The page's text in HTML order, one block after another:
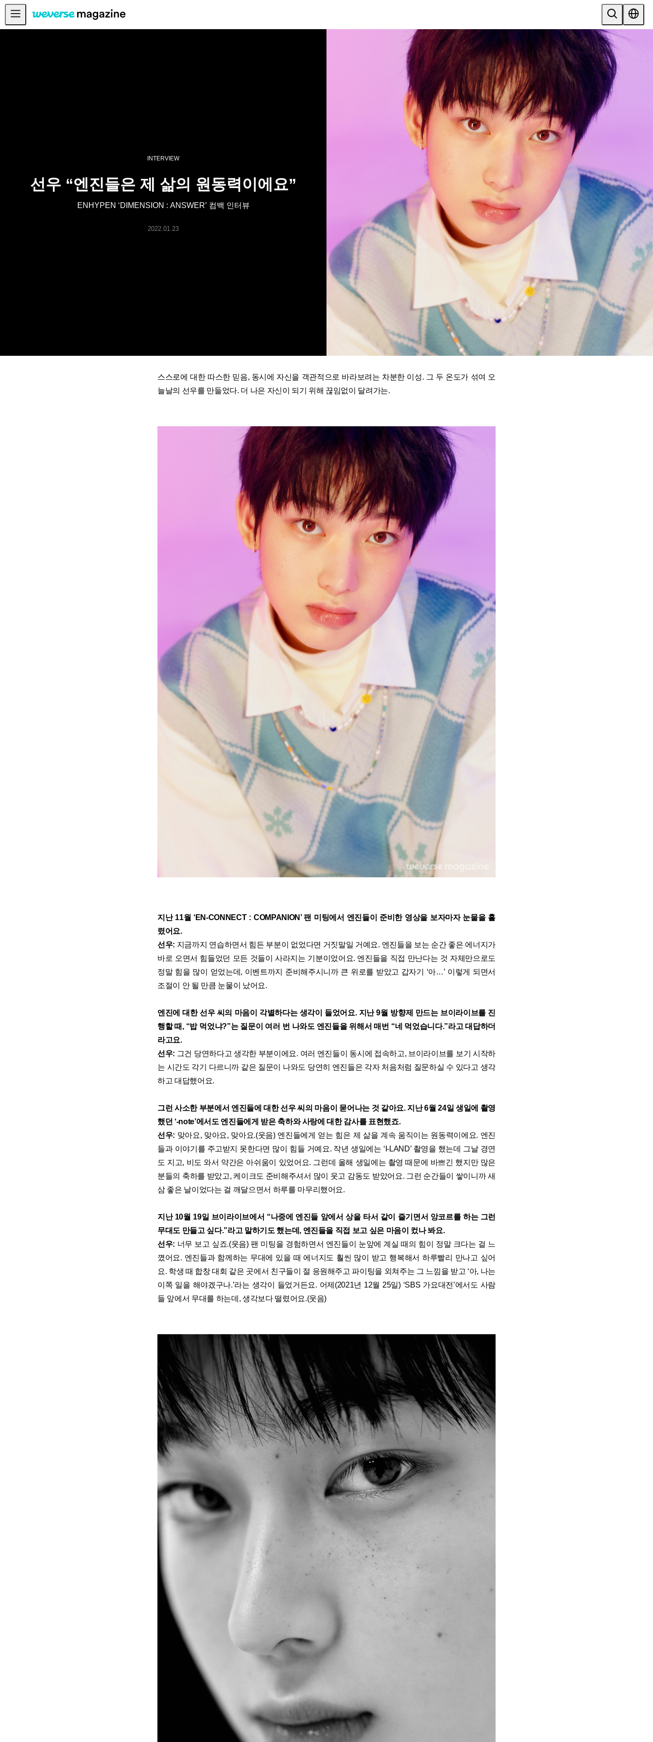
공지사항
PLAYLIST
INTERVIEW
선우 “엔진들은 제 삶의 원동력이에요”
ENHYPEN ‘DIMENSION : ANSWER’ 컴백 인터뷰
2022.01.23
스스로에 대한 따스한 믿음, 동시에 자신을 객관적으로 바라보려는 차분한 이성. 그 두 온도가 섞여 오
늘날의 선우를 만들었다. 더 나은 자신이 되기 위해 끊임없이 달려가는.
지난 11월 ‘EN-CONNECT : COMPANION’ 팬 미팅에서 엔진들이 준비한 영상을 보자마자 눈물을 흘
렸어요.
선우: 지금까지 연습하면서 힘든 부분이 없었다면 거짓말일 거예요. 엔진들을 보는 순간 좋은 에너지가
바로 오면서 힘들었던 모든 것들이 사라지는 기분이었어요. 엔진들을 직접 만난다는 것 자체만으로도
정말 힘을 많이 얻었는데, 이벤트까지 준비해주시니까 큰 위로를 받았고 갑자기 ‘아…’ 이렇게 되면서
조절이 안 될 만큼 눈물이 났어요.
엔진에 대한 선우 씨의 마음이 각별하다는 생각이 들었어요. 지난 9월 방향제 만드는 브이라이브를 진
행할 때, “밥 먹었냐?”는 질문이 여러 번 나와도 엔진들을 위해서 매번 “네 먹었습니다.”라고 대답하더
라고요.
선우: 그건 당연하다고 생각한 부분이에요. 여러 엔진들이 동시에 접속하고, 브이라이브를 보기 시작하
는 시간도 각기 다르니까 같은 질문이 나와도 당연히 엔진들은 각자 처음처럼 질문하실 수 있다고 생각
하고 대답했어요.
그런 사소한 부분에서 엔진들에 대한 선우 씨의 마음이 묻어나는 것 같아요. 지난 6월 24일 생일에 촬영
했던 ‘-note’에서도 엔진들에게 받은 축하와 사랑에 대한 감사를 표현했죠.
선우: 맞아요, 맞아요, 맞아요.(웃음) 엔진들에게 얻는 힘은 제 삶을 계속 움직이는 원동력이에요. 엔진
들과 이야기를 주고받지 못한다면 많이 힘들 거예요. 작년 생일에는 ‘I-LAND’ 촬영을 했는데 그날 경연
도 지고, 비도 와서 약간은 아쉬움이 있었어요. 그런데 올해 생일에는 촬영 때문에 바쁘긴 했지만 많은
분들의 축하를 받았고, 케이크도 준비해주셔서 많이 웃고 감동도 받았어요. 그런 순간들이 쌓이니까 새
삼 좋은 날이었다는 걸 깨달으면서 하루를 마무리했어요.
지난 10월 19일 브이라이브에서 “나중에 엔진들 앞에서 상을 타서 같이 즐기면서 앙코르를 하는 그런
무대도 만들고 싶다.”라고 말하기도 했는데, 엔진들을 직접 보고 싶은 마음이 컸나 봐요.
선우: 너무 보고 싶죠.(웃음) 팬 미팅을 경험하면서 엔진들이 눈앞에 계실 때의 힘이 정말 크다는 걸 느
꼈어요. 엔진들과 함께하는 무대에 있을 때 에너지도 훨씬 많이 받고 행복해서 하루빨리 만나고 싶어
요. 학생 때 합창 대회 같은 곳에서 친구들이 절 응원해주고 파이팅을 외쳐주는 그 느낌을 받고 ‘아, 나는
이쪽 일을 해야겠구나.’라는 생각이 들었거든요. 어제(2021년 12월 25일) ‘SBS 가요대전’에서도 사람
들 앞에서 무대를 하는데, 생각보다 떨렸어요.(웃음)